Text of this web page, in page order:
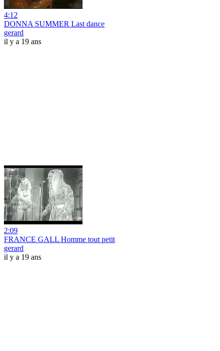
4:12
DONNA SUMMER Last dance
gerard
il y a 19 ans
2:09
FRANCE GALL Homme tout petit
gerard
il y a 19 ans